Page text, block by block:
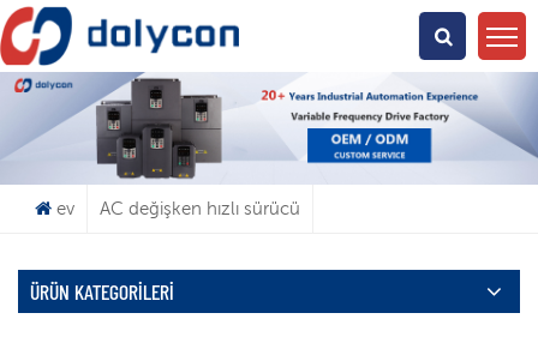
Ne Arıyorsun?
ev AC değişken hızlı sürücü
ÜRÜN KATEGORILERI